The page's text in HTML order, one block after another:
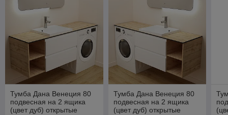
Тумба Дана Венеция 80
подвесная на 2 ящика
(цвет дуб) открытые
Тумба Дана Венеция 80
подвесная на 2 ящика
(цвет дуб) открытые